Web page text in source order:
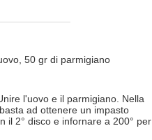
50 gr di parmigiano
l'uovo e il parmigiano. Nella
ad ottenere un impasto
il 2° disco e infornare a 200° per